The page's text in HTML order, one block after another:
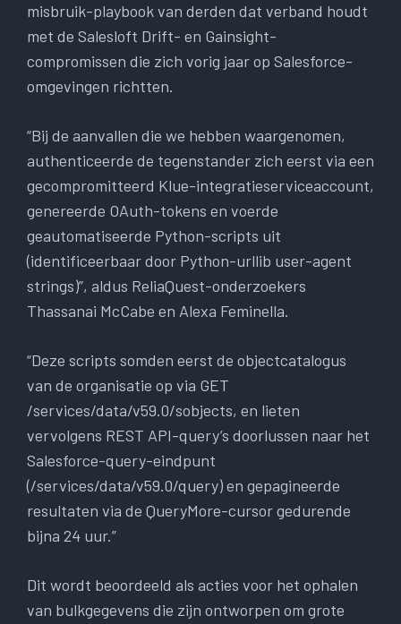
misbruik-playbook van derden dat verband houdt
met de Salesloft Drift- en Gainsight-
compromissen die zich vorig jaar op Salesforce-
omgevingen richtten.
“Bij de aanvallen die we hebben waargenomen,
authenticeerde de tegenstander zich eerst via een
gecompromitteerd Klue-integratieserviceaccount,
genereerde OAuth-tokens en voerde
geautomatiseerde Python-scripts uit
(identificeerbaar door Python-urllib user-agent
strings)”, aldus ReliaQuest-onderzoekers
Thassanai McCabe en Alexa Feminella.
“Deze scripts somden eerst de objectcatalogus
van de organisatie op via GET
/services/data/v59.0/sobjects, en lieten
vervolgens REST API-query’s doorlussen naar het
Salesforce-query-eindpunt
(/services/data/v59.0/query) en gepagineerde
resultaten via de QueryMore-cursor gedurende
bijna 24 uur.”
Dit wordt beoordeeld als acties voor het ophalen
van bulkgegevens die zijn ontworpen om grote